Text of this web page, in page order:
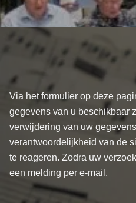
Via het formulier op deze
gegevens van u beschikbaar
verwijdering van uw
verantwoordelijkheid van de
te reageren. Zodra uw
een melding per e-mail.